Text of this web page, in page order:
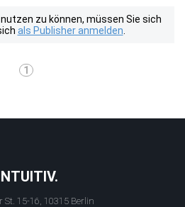
zu können, müssen Sie sich
als Publisher anmelden
1
St. 15-16, 10315 Berlin